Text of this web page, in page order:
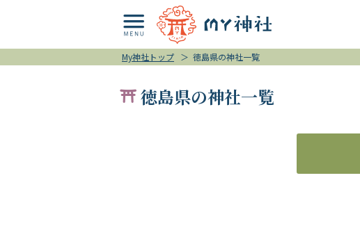
My神社トップ ＞ 徳島県の神社一覧
徳島県の神社一覧